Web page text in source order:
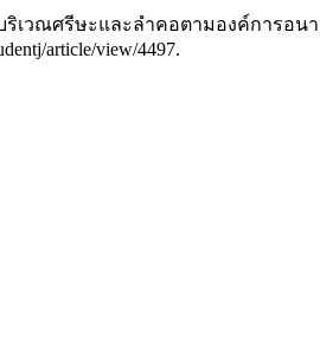
เวณศรีษะและลำคอตามองค์การอนา
article/view/4497.